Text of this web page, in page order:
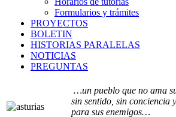
Formularios y trámites
PROYECTOS
BOLETIN
HISTORIAS PARALELAS
NOTICIAS
PREGUNTAS
…un pueblo que no ama
sin sentido, sin conciencia
para sus enemigos…